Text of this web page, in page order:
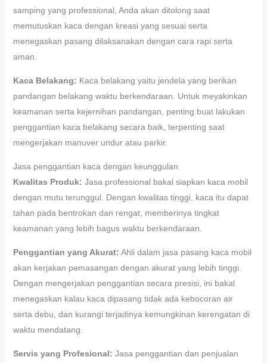
samping yang professional, Anda akan ditolong saat
memutuskan kaca dengan kreasi yang sesuai serta
menegaskan pasang dilaksanakan dengan cara rapi serta
aman.
Kaca Belakang: Kaca belakang yaitu jendela yang berikan
pandangan belakang waktu berkendaraan. Untuk meyakinkan
keamanan serta kejernihan pandangan, penting buat lakukan
penggantian kaca belakang secara baik, terpenting saat
mengerjakan manuver undur atau parkir.
Jasa penggantian kaca dengan keunggulan
Kwalitas Produk: Jasa professional bakal siapkan kaca mobil
dengan mutu terunggul. Dengan kwalitas tinggi, kaca itu dapat
tahan pada bentrokan dan rengat, memberinya tingkat
keamanan yang lebih bagus waktu berkendaraan.
Penggantian yang Akurat: Ahli dalam jasa pasang kaca mobil
akan kerjakan pemasangan dengan akurat yang lebih tinggi.
Dengan mengerjakan penggantian secara presisi, ini bakal
menegaskan kalau kaca dipasang tidak ada kebocoran air
serta debu, dan kurangi terjadinya kemungkinan kerengatan di
waktu mendatang.
Servis yang Profesional: Jasa penggantian dan penjualan